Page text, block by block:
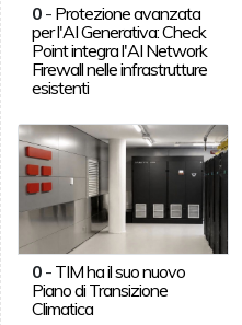
0- Protezione avanzata
per l'AI Generativa: Check
Point integra l'AI Network
Firewall nelle infrastrutture
esistenti
0- TIM ha il suo nuovo
Piano di Transizione
Climatica